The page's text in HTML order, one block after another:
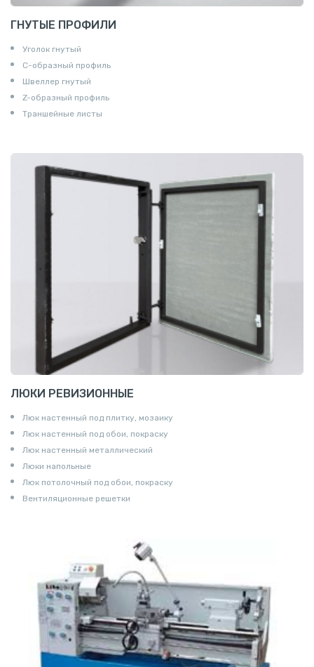
ГНУТЫЕ ПРОФИЛИ
Уголок гнутый
С-образный профиль
Швеллер гнутый
Z-образный профиль
Траншейные листы
ЛЮКИ РЕВИЗИОННЫЕ
Люк настенный под плитку, мозаику
Люк настенный под обои, покраску
Люк настенный металлический
Люки напольные
Люк потолочный под обои, покраску
Вентиляционные решетки